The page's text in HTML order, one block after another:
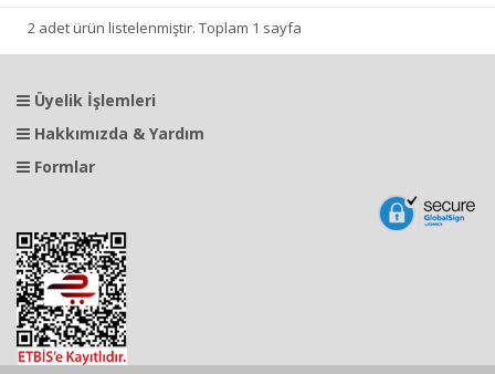
2 adet ürün listelenmiştir. Toplam 1 sayfa
Üyelik İşlemleri
Hakkımızda & Yardım
Formlar